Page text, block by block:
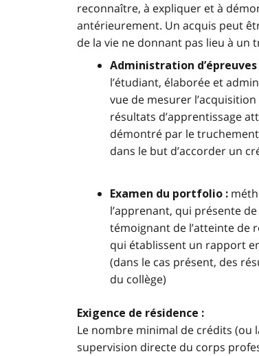
reconnaître, à expliquer et à
antérieurement. Un acquis peut
de la vie ne donnant pas lieu à un
Administration d’épreuves
l’étudiant, élaborée et
vue de mesurer
résultats d’apprentissage
démontré par le
dans le but d’accorder un
Examen du portfolio :
l’apprenant, qui présente
témoignant de l’atteinte de
qui établissent un rapport
(dans le cas présent, des
du collège)
Exigence de résidence :
Le nombre minimal de crédits (ou
supervision directe du corps